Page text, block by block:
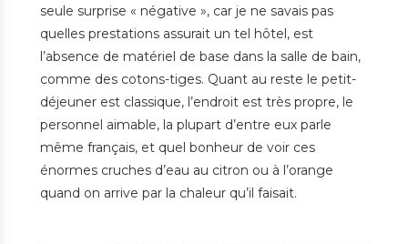
seule surprise « négative », car je ne savais pas
quelles prestations assurait un tel hôtel, est
l’absence de matériel de base dans la salle de bain,
comme des cotons-tiges. Quant au reste le petit-
déjeuner est classique, l’endroit est très propre, le
personnel aimable, la plupart d’entre eux parle
même français, et quel bonheur de voir ces
énormes cruches d’eau au citron ou à l’orange
quand on arrive par la chaleur qu’il faisait.